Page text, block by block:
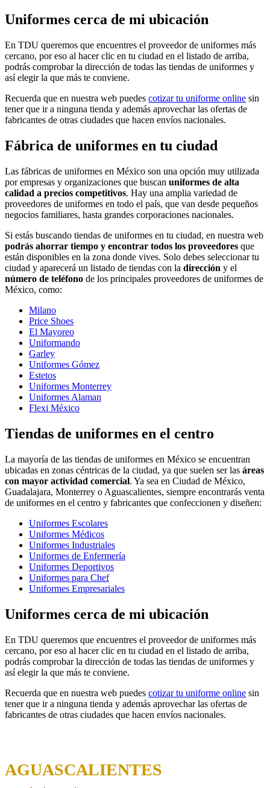
Uniformes cerca de mi ubicación
En TDU queremos que encuentres el proveedor de uniformes más
cercano, por eso al hacer clic en tu ciudad en el listado de arriba,
podrás comprobar la dirección de todas las tiendas de uniformes y
así elegir la que más te conviene.
Recuerda que en nuestra web puedes cotizar tu uniforme online sin
tener que ir a ninguna tienda y además aprovechar las ofertas de
fabricantes de otras ciudades que hacen envíos nacionales.
Fábrica de uniformes en tu ciudad
Las fábricas de uniformes en México son una opción muy utilizada
por empresas y organizaciones que buscan uniformes de alta
calidad a precios competitivos. Hay una amplia variedad de
proveedores de uniformes en todo el país, que van desde pequeños
negocios familiares, hasta grandes corporaciones nacionales.
Si estás buscando tiendas de uniformes en tu ciudad, en nuestra web
podrás ahorrar tiempo y encontrar todos los proveedores que
están disponibles en la zona donde vives. Solo debes seleccionar tu
ciudad y aparecerá un listado de tiendas con la dirección y el
número de teléfono de los principales proveedores de uniformes de
México, como:
Milano
Price Shoes
El Mayoreo
Uniformando
Garley
Uniformes Gómez
Estetos
Uniformes Monterrey
Uniformes Alaman
Flexi México
Tiendas de uniformes en el centro
La mayoría de las tiendas de uniformes en México se encuentran
ubicadas en zonas céntricas de la ciudad, ya que suelen ser las áreas
con mayor actividad comercial. Ya sea en Ciudad de México,
Guadalajara, Monterrey o Aguascalientes, siempre encontrarás venta
de uniformes en el centro y fabricantes que confeccionen y diseñen:
Uniformes Escolares
Uniformes Médicos
Uniformes Industriales
Uniformes de Enfermería
Uniformes Deportivos
Uniformes para Chef
Uniformes Empresariales
Uniformes cerca de mi ubicación
En TDU queremos que encuentres el proveedor de uniformes más
cercano, por eso al hacer clic en tu ciudad en el listado de arriba,
podrás comprobar la dirección de todas las tiendas de uniformes y
así elegir la que más te conviene.
Recuerda que en nuestra web puedes cotizar tu uniforme online sin
tener que ir a ninguna tienda y además aprovechar las ofertas de
fabricantes de otras ciudades que hacen envíos nacionales.
AGUASCALIENTES